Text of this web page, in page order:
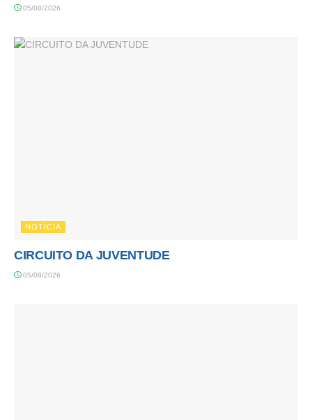
05/08/2026
NOTÍCIA
CIRCUITO DA JUVENTUDE
05/08/2026